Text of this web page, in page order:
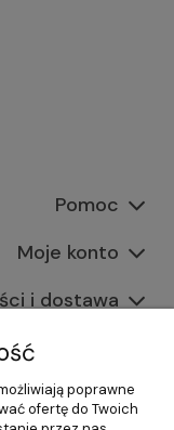
Pomoc
Moje konto
i dostawa
Informacje
O nas
poprawne
ofertę do Twoich